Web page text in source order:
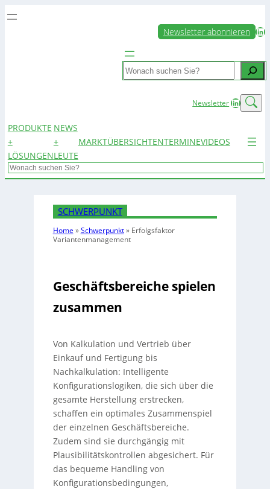
Newsletter abonnieren LinkedIn
Search
NewsletterLinkedIn
PRODUKTE
+
LÖSUNGEN
NEWS
+
LEUTE
MARKTÜBERSICHTENTERMINEVIDEOS
Search
SCHWERPUNKT
Home »Schwerpunkt» Erfolgsfaktor
Variantenmanagement
Geschäftsbereiche spielen
zusammen
Von Kalkulation und Vertrieb über
Einkauf und Fertigung bis
Nachkalkulation: Intelligente
Konfigurationslogiken, die sich über die
gesamte Herstellung erstrecken,
schaffen ein optimales Zusammenspiel
der einzelnen Geschäftsbereiche.
Zudem sind sie durchgängig mit
Plausibilitätskontrollen abgesichert. Für
das bequeme Handling von
Konfigurationsbedingungen,